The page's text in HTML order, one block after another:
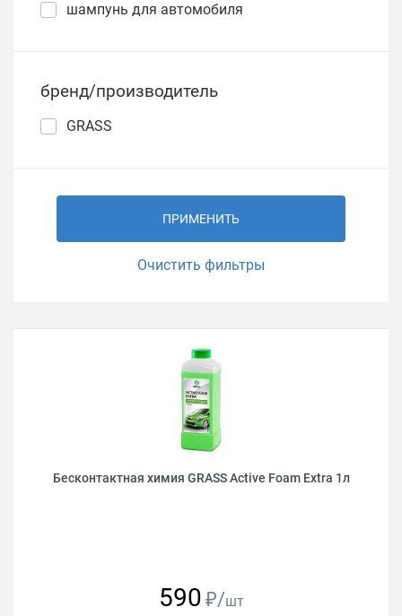
шампунь для автомобиля
бренд/производитель
GRASS
ПРИМЕНИТЬ
Очистить фильтры
Бесконтактная химия GRASS Active Foam Extra 1л
590 ₽/шт